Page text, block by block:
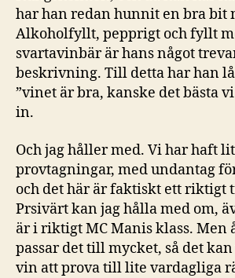
har han redan hunnit en bra bit
Alkoholfyllt, pepprigt och fyllt
svartavinbär är hans något
beskrivning. Till detta har han
”vinet är bra, kanske det bästa
in.
Och jag håller med. Vi har haft
provtagningar, med undantag
och det här är faktiskt ett riktigt
Prsivärt kan jag hålla med om,
är i riktigt MC Manis klass. Men
passar det till mycket, så det
vin att prova till lite vardagliga